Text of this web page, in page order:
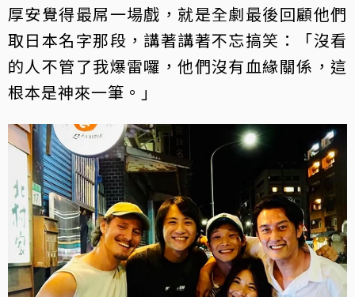
厚安覺得最屌一場戲，就是全劇最後回顧他們
取日本名字那段，講著講著不忘搞笑：「沒看
的人不管了我爆雷囉，他們沒有血緣關係，這
根本是神來一筆。」